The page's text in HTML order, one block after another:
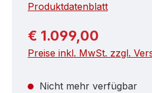
Produktdatenblatt
Regulärer Preis:
€ 1.099,00
Preise inkl. MwSt. zzgl.
Nicht mehr verfügbar